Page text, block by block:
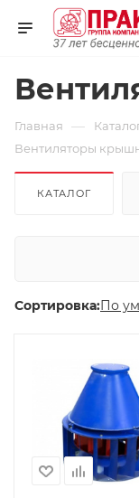
Главная —
Вентиляторы
КАТАЛОГ
Сортировка:По